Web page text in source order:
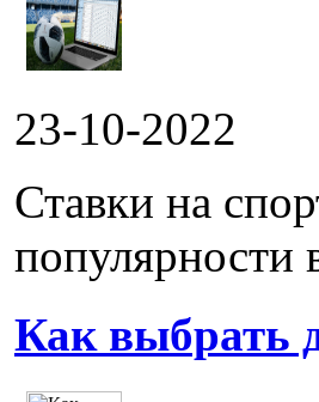
23-10-2022
Ставки на
популярности
Как выбрать